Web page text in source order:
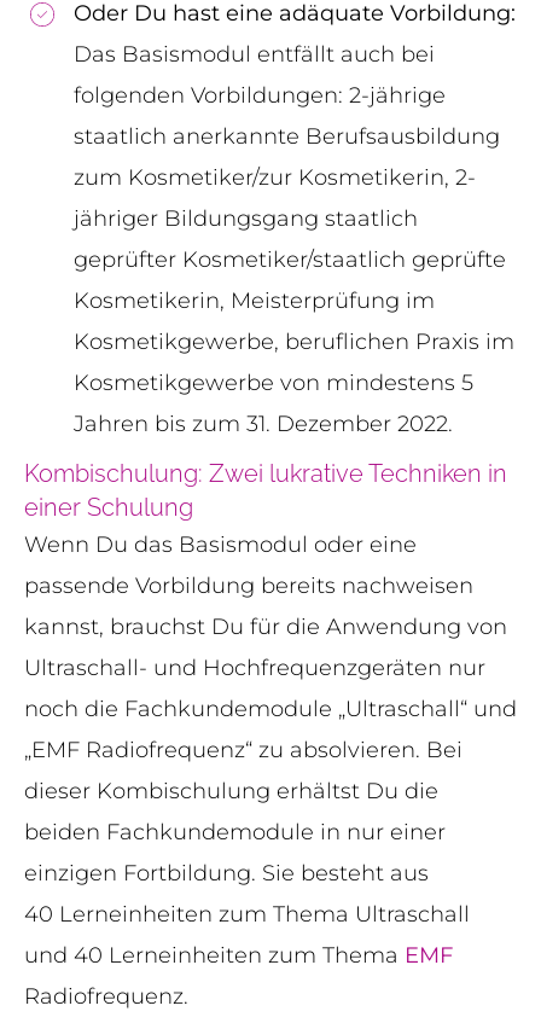
Oder Du hast eine adäquate Vorbildung:
Das Basismodul entfällt auch bei
folgenden Vorbildungen: 2-jährige
staatlich anerkannte Berufsausbildung
zum Kosmetiker/zur Kosmetikerin, 2-
jähriger Bildungsgang staatlich
geprüfter Kosmetiker/staatlich geprüfte
Kosmetikerin, Meisterprüfung im
Kosmetikgewerbe, beruflichen Praxis im
Kosmetikgewerbe von mindestens 5
Jahren bis zum 31. Dezember 2022.
Kombischulung: Zwei lukrative Techniken in
einer Schulung
Wenn Du das Basismodul oder eine
passende Vorbildung bereits nachweisen
kannst, brauchst Du für die Anwendung von
Ultraschall- und Hochfrequenzgeräten nur
noch die Fachkundemodule „Ultraschall“ und
„EMF Radiofrequenz“ zu absolvieren. Bei
dieser Kombischulung erhältst Du die
beiden Fachkundemodule in nur einer
einzigen Fortbildung. Sie besteht aus
40 Lerneinheiten zum Thema Ultraschall
und 40 Lerneinheiten zum Thema EMF
Radiofrequenz.